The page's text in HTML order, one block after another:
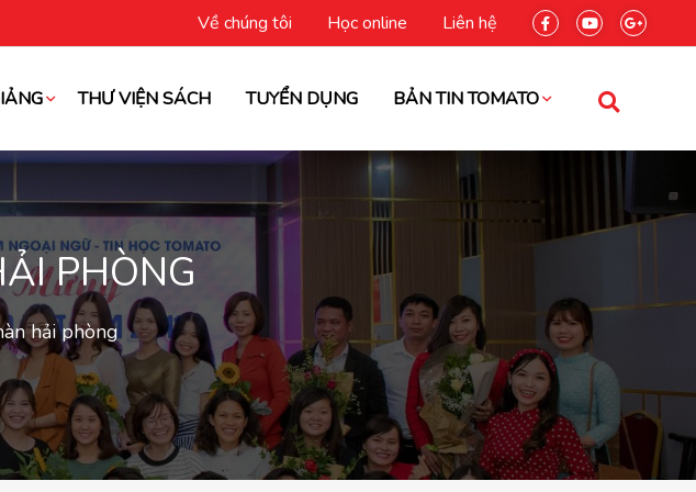
Về chúng tôi Học online Liên hệ
THƯ VIỆN SÁCH TUYỂN DỤNG BẢN TIN TOMATO
PHÒNG
hải phòng